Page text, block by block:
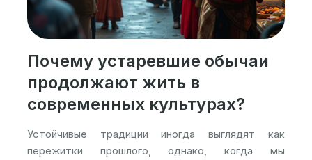
Почему устаревшие обычаи
продолжают жить в
современных культурах?
Устойчивые традиции иногда выглядят как
пережитки прошлого, однако, когда мы